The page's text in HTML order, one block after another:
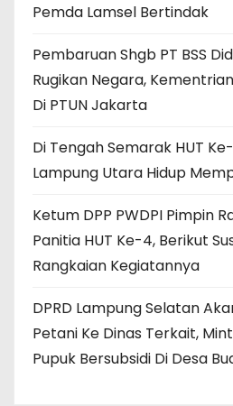
Pemda Lamsel Bertindak
Pembaruan Shgb PT BSS
Rugikan Negara,
Di PTUN Jakarta
Di Tengah Semarak HUT Ke-
Lampung Utara Hidup
Ketum DPP PWDPI Pimpin
Panitia HUT Ke-4, Berikut
Rangkaian Kegiatannya
DPRD Lampung Selatan
Petani Ke Dinas Terkait,
Pupuk Bersubsidi Di Desa